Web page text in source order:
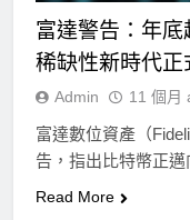
富達警告：年
稀缺性新時代正
Admin 11 個月
富達數位資產（
告，指出比特幣正
Read More